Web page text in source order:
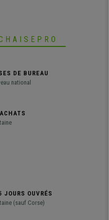
DE BUREAU
national
OUVRÉS
(sauf Corse)